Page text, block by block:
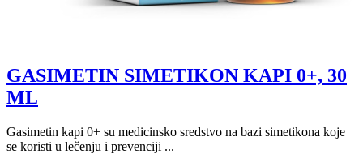
GASIMETIN SIMETIKON KAPI 0+, 30
ML
Gasimetin kapi 0+ su medicinsko sredstvo na bazi simetikona koje
se koristi u lečenju i prevenciji ...